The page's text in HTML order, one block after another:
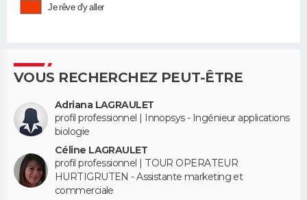
Je rêve d'y aller
VOUS RECHERCHEZ PEUT-ÊTRE
Adriana LAGRAULET
profil professionnel | Innopsys - Ingénieur applications
biologie
Céline LAGRAULET
profil professionnel | TOUR OPERATEUR
HURTIGRUTEN - Assistante marketing et
commerciale